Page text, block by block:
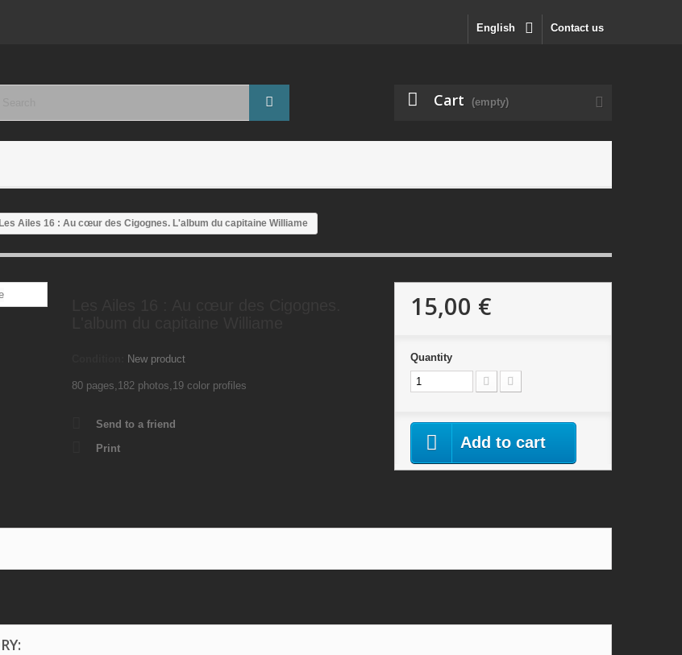
Contact us
English
Cart (empty)
Les Ailes 16 : Au cœur des Cigognes. L'album du capitaine Williame
New product
80 pages,182 photos,19 color profiles
Send to a friend
Print
15,00 €
Quantity
Add to cart